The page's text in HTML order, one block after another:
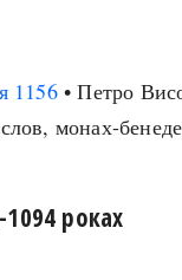
1156• Петро
монах-
роках